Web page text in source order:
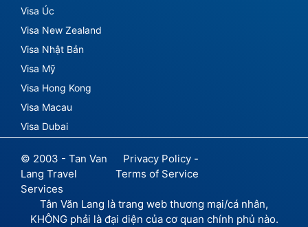
Visa Úc
Visa New Zealand
Visa Nhật Bản
Visa Mỹ
Visa Hong Kong
Visa Macau
Visa Dubai
© 2003 - Tan Van
Lang Travel
Services
Privacy Policy -
Terms of Service
Tân Văn Lang là trang web thương mại/cá nhân,
KHÔNG phải là đại diện của cơ quan chính phủ nào.